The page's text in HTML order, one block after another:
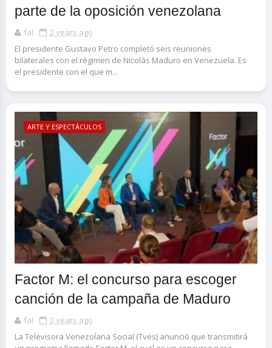
parte de la oposición venezolana
fal
2 years ago
El presidente Gustavo Petro completó seis reuniones
bilaterales con el régimen de Nicolás Maduro en Venezuela. Es
el presidente con el que m...
ARTE Y ESPECTÁCULOS
Factor M: el concurso para escoger
canción de la campaña de Maduro
fal
2 years ago
La Televisora Venezolana Social (Tves) anunció que transmitirá